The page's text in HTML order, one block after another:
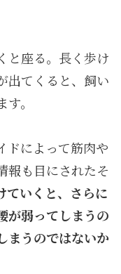
と座る。長く歩け
出てくると、飼い
。
ドによって筋肉や
報も目にされたそ
ていくと、さらに
が弱ってしまうの
まうのではないか